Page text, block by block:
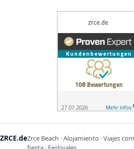
ZRCE.deZrce Beach · Alojamiento · Viajes